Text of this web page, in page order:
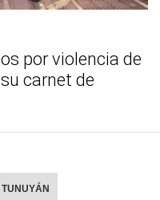
por violencia de
carnet de
TUNUYÁN